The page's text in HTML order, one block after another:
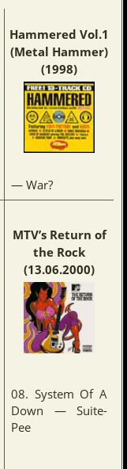
Hammered Vol.1
(Metal Hammer)
(1998)
— War?
MTV’s Return of
the Rock
(13.06.2000)
08. System Of A
Down — Suite-
Pee